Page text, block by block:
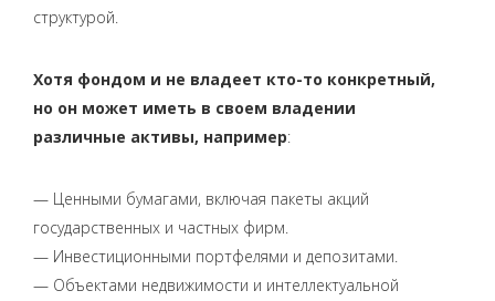
структурой.
Хотя фондом и не владеет кто-то конкретный,
но он может иметь в своем владении
различные активы, например:
— Ценными бумагами, включая пакеты акций
государственных и частных фирм.
— Инвестиционными портфелями и депозитами.
— Объектами недвижимости и интеллектуальной